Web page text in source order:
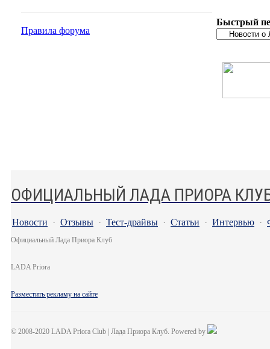
Правила форума
Быстрый
ОФИЦИАЛЬНЫЙ ЛАДА ПРИОРА
Новости · Отзывы · Тест-драйвы · Статьи · Интервью ·
Официальный Лада Приора Клуб
LADA Priora
Разместить рекламу на сайте
© 2008-2020 LADA Priora Club | Лада Приора Клуб. Powered by